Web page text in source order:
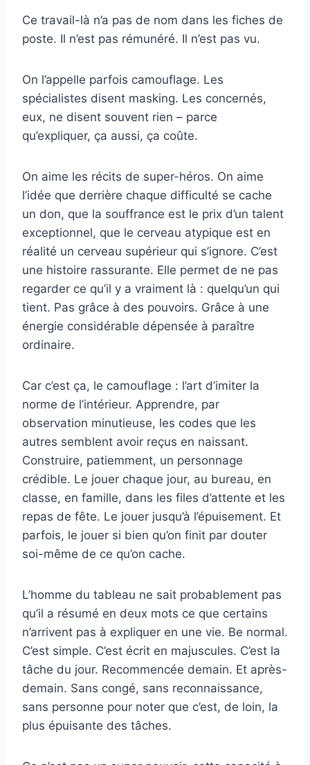
Ce travail-là n’a pas de nom dans les fiches de
poste. Il n’est pas rémunéré. Il n’est pas vu.
On l’appelle parfois camouflage. Les
spécialistes disent masking. Les concernés,
eux, ne disent souvent rien – parce
qu’expliquer, ça aussi, ça coûte.
On aime les récits de super-héros. On aime
l’idée que derrière chaque difficulté se cache
un don, que la souffrance est le prix d’un talent
exceptionnel, que le cerveau atypique est en
réalité un cerveau supérieur qui s’ignore. C’est
une histoire rassurante. Elle permet de ne pas
regarder ce qu’il y a vraiment là : quelqu’un qui
tient. Pas grâce à des pouvoirs. Grâce à une
énergie considérable dépensée à paraître
ordinaire.
Car c’est ça, le camouflage : l’art d’imiter la
norme de l’intérieur. Apprendre, par
observation minutieuse, les codes que les
autres semblent avoir reçus en naissant.
Construire, patiemment, un personnage
crédible. Le jouer chaque jour, au bureau, en
classe, en famille, dans les files d’attente et les
repas de fête. Le jouer jusqu’à l’épuisement. Et
parfois, le jouer si bien qu’on finit par douter
soi-même de ce qu’on cache.
L’homme du tableau ne sait probablement pas
qu’il a résumé en deux mots ce que certains
n’arrivent pas à expliquer en une vie. Be normal.
C’est simple. C’est écrit en majuscules. C’est la
tâche du jour. Recommencée demain. Et après-
demain. Sans congé, sans reconnaissance,
sans personne pour noter que c’est, de loin, la
plus épuisante des tâches.